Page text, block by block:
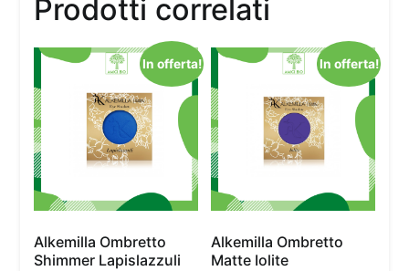
Prodotti correlati
In offerta!
Alkemilla Ombretto
Shimmer Lapislazzuli
In offerta!
Alkemilla Ombretto
Matte Iolite